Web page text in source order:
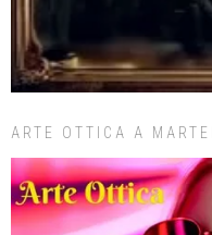
ARTE OTTICA A